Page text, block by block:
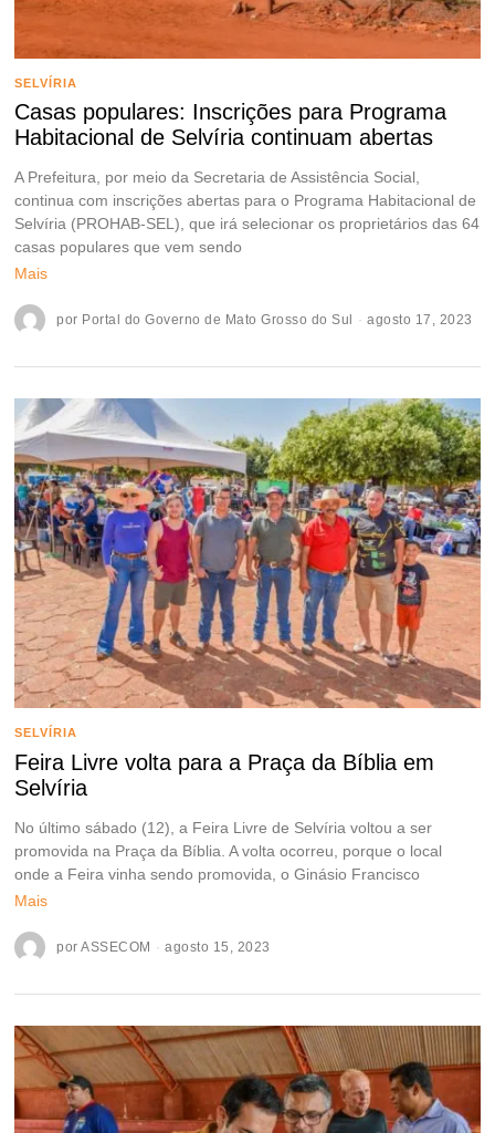
SELVÍRIA
Casas populares: Inscrições para Programa
Habitacional de Selvíria continuam abertas
A Prefeitura, por meio da Secretaria de Assistência Social,
continua com inscrições abertas para o Programa Habitacional de
Selvíria (PROHAB-SEL), que irá selecionar os proprietários das 64
casas populares que vem sendo
Mais
por Portal do Governo de Mato Grosso do Sul agosto 17, 2023
SELVÍRIA
Feira Livre volta para a Praça da Bíblia em
Selvíria
No último sábado (12), a Feira Livre de Selvíria voltou a ser
promovida na Praça da Bíblia. A volta ocorreu, porque o local
onde a Feira vinha sendo promovida, o Ginásio Francisco
Mais
porASSECOM agosto 15, 2023